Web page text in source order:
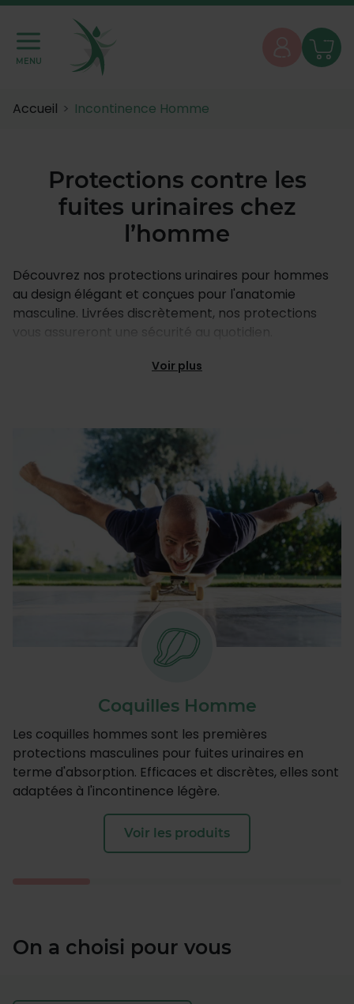
MENU
Accueil Incontinence Homme
Protections contre les
fuites urinaires chez
l’homme
Découvrez nos protections urinaires pour hommes
au design élégant et conçues pour l'anatomie
masculine. Livrées discrètement, nos protections
vous assureront une sécurité au quotidien.
Voir plus
Coquilles Homme
Les coquilles hommes sont les premières
protections masculines pour fuites urinaires en
terme d'absorption. Efficaces et discrètes, elles sont
adaptées à l'incontinence légère.
Voir les produits
On a choisi pour vous